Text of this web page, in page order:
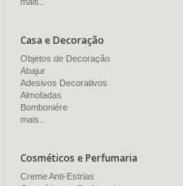
Casa e Decoração
Objetos de Decoração
Abajur
Adesivos Decorativos
Almofadas
Bomboniére
mais..
Cosméticos e Perfumaria
Creme Anti-Estrias